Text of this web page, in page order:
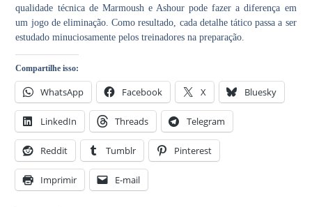
qualidade técnica de Marmoush e Ashour pode fazer a diferença em
um jogo de eliminação. Como resultado, cada detalhe tático passa a ser
estudado minuciosamente pelos treinadores na preparação.
Compartilhe isso:
WhatsApp Facebook X Bluesky
LinkedIn Threads Telegram
Reddit Tumblr Pinterest
Imprimir E-mail